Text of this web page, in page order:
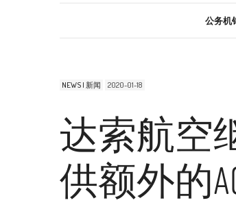
公务机
NEWS | 新闻 2020-01-18
达索航空
供额外的